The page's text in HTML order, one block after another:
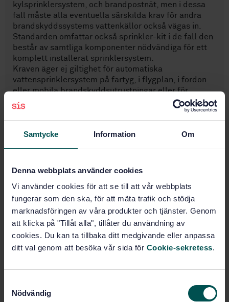
Samtycke Information Om
Denna webbplats använder cookies
Vi använder cookies för att se till att vår webbplats
fungerar som den ska, för att mäta trafik och stödja
marknadsföringen av våra produkter och tjänster. Genom
att klicka på "Tillåt alla", tillåter du användning av
cookies. Du kan ta tillbaka ditt medgivande eller anpassa
ditt val genom att besöka vår sida för Cookie-sekretess.
Nödvändig
kylsprinklersystem, och brandpostnät, men i dessa
fall måste alla eventuella särskilda krav för andra
brandskyddssystems vattenkällor också vägas in.
Standarden omfattar också sprinkler-kit i de fall den
består av samtliga komponenter nödvändiga för ett
komplett installerat sprinklersystem.
Kraven äger ej giltighet för automatiska
vattensprinklersystem på fartyg, i flygplan, i fordon
eller mobila brandskyddsutrustningar eller för
anläggningar under mark inom gruvindustrin.
Ämnesområden
Brandskydd (13.220.20)
Köp denna standard
Automatiska sprinklersystem - Utförande, installation